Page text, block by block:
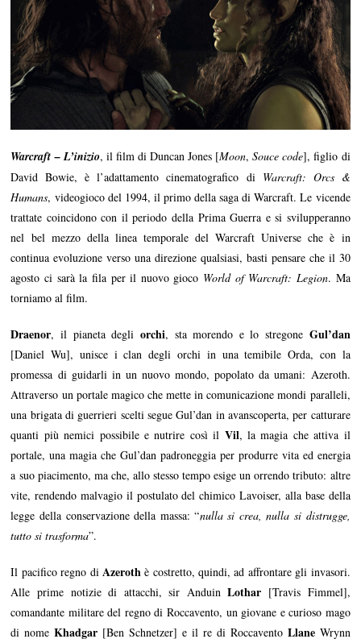
Warcraft – L’inizio, il film di Duncan Jones [Moon,Souce code], figlio di
David Bowie, è l’adattamento cinematografico di Warcraft: Orcs &
Humans, videogioco del 1994, il primo della saga di Warcraft. Le vicende
trattate coincidono con il periodo della Prima Guerra e si svilupperanno
nel bel mezzo della linea temporale del Warcraft Universe che è in
continua evoluzione verso una direzione qualsiasi, basti pensare che il 30
agosto ci sarà la fila per il nuovo gioco World of Warcraft: Legion. Ma
torniamo al film.
Draenor, il pianeta degli orchi, sta morendo e lo stregone Gul’dan
[Daniel Wu], unisce i clan degli orchi in una temibile Orda, con la
promessa di guidarli in un nuovo mondo, popolato da umani: Azeroth.
Attraverso un portale magico che mette in comunicazione mondi paralleli,
una brigata di guerrieri scelti segue Gul’dan in avanscoperta, per catturare
quanti più nemici possibile e nutrire così il Vil, la magia che attiva il
portale, una magia che Gul’dan padroneggia per produrre vita ed energia
a suo piacimento, ma che, allo stesso tempo esige un orrendo tributo: altre
vite, rendendo malvagio il postulato del chimico Lavoiser, alla base della
legge della conservazione della massa: “nulla si crea, nulla si distrugge,
tutto si trasforma”.
Il pacifico regno di Azeroth è costretto, quindi, ad affrontare gli invasori.
Alle prime notizie di attacchi, sir AnduinLothar [Travis Fimmel],
comandante militare del regno di Roccavento, un giovane e curioso mago
di nomeKhadgar [Ben Schnetzer] e il re di Roccavento LlaneWrynn